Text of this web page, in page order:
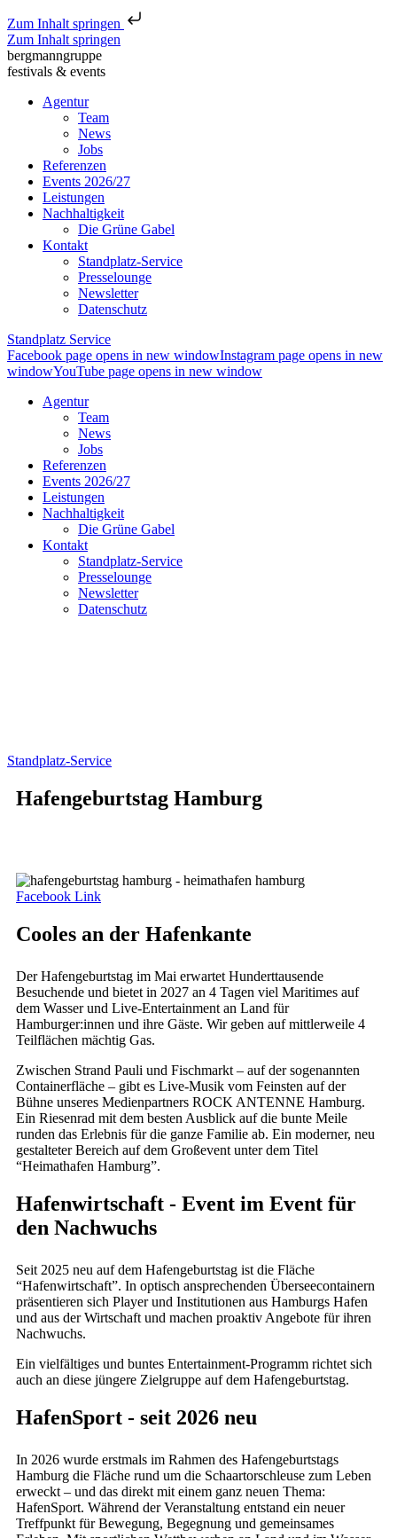
Zum Inhalt springen
Zum Inhalt springen
bergmanngruppe
festivals & events
Agentur
Team
News
Jobs
Referenzen
Events 2026/27
Leistungen
Nachhaltigkeit
Die Grüne Gabel
Kontakt
Standplatz-Service
Presselounge
Newsletter
Datenschutz
Standplatz Service
Facebook page opens in new windowInstagram page opens in new
windowYouTube page opens in new window
Agentur
Team
News
Jobs
Referenzen
Events 2026/27
Leistungen
Nachhaltigkeit
Die Grüne Gabel
Kontakt
Standplatz-Service
Presselounge
Newsletter
Datenschutz
Standplatz-Service
Hafengeburtstag Hamburg
Facebook Link
Cooles an der Hafenkante
Der Hafengeburtstag im Mai erwartet Hunderttausende
Besuchende und bietet in 2027 an 4 Tagen viel Maritimes auf
dem Wasser und Live-Entertainment an Land für
Hamburger:innen und ihre Gäste. Wir geben auf mittlerweile 4
Teilflächen mächtig Gas.
Zwischen Strand Pauli und Fischmarkt – auf der sogenannten
Containerfläche – gibt es Live-Musik vom Feinsten auf der
Bühne unseres Medienpartners ROCK ANTENNE Hamburg.
Ein Riesenrad mit dem besten Ausblick auf die bunte Meile
runden das Erlebnis für die ganze Familie ab. Ein moderner, neu
gestalteter Bereich auf dem Großevent unter dem Titel
“Heimathafen Hamburg”.
Hafenwirtschaft - Event im Event für
den Nachwuchs
Seit 2025 neu auf dem Hafengeburtstag ist die Fläche
“Hafenwirtschaft”. In optisch ansprechenden Überseecontainern
präsentieren sich Player und Institutionen aus Hamburgs Hafen
und aus der Wirtschaft und machen proaktiv Angebote für ihren
Nachwuchs.
Ein vielfältiges und buntes Entertainment-Programm richtet sich
auch an diese jüngere Zielgruppe auf dem Hafengeburtstag.
HafenSport - seit 2026 neu
In 2026 wurde erstmals im Rahmen des Hafengeburtstags
Hamburg die Fläche rund um die Schaartorschleuse zum Leben
erweckt – und das direkt mit einem ganz neuen Thema:
HafenSport. Während der Veranstaltung entstand ein neuer
Treffpunkt für Bewegung, Begegnung und gemeinsames